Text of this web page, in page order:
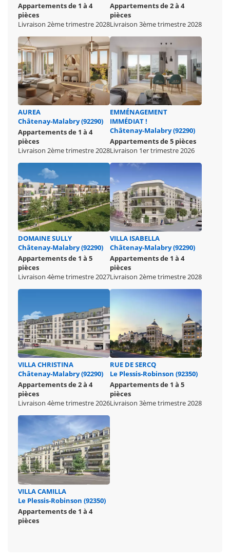
Appartements de 1 à 4
pièces
Livraison 2ème trimestre 2028
Appartements de 2 à 4
pièces
Livraison 3ème trimestre 2028
AUREA
Châtenay-Malabry (92290)
Appartements de 1 à 4
pièces
Livraison 2ème trimestre 2028
EMMÉNAGEMENT
IMMÉDIAT !
Châtenay-Malabry (92290)
Appartements de 5 pièces
Livraison 1er trimestre 2026
DOMAINE SULLY
Châtenay-Malabry (92290)
Appartements de 1 à 5
pièces
Livraison 4ème trimestre 2027
VILLA ISABELLA
Châtenay-Malabry (92290)
Appartements de 1 à 4
pièces
Livraison 2ème trimestre 2028
VILLA CHRISTINA
Châtenay-Malabry (92290)
Appartements de 2 à 4
pièces
Livraison 4ème trimestre 2026
RUE DE SERCQ
Le Plessis-Robinson (92350)
Appartements de 1 à 5
pièces
Livraison 3ème trimestre 2028
VILLA CAMILLA
Le Plessis-Robinson (92350)
Appartements de 1 à 4
pièces